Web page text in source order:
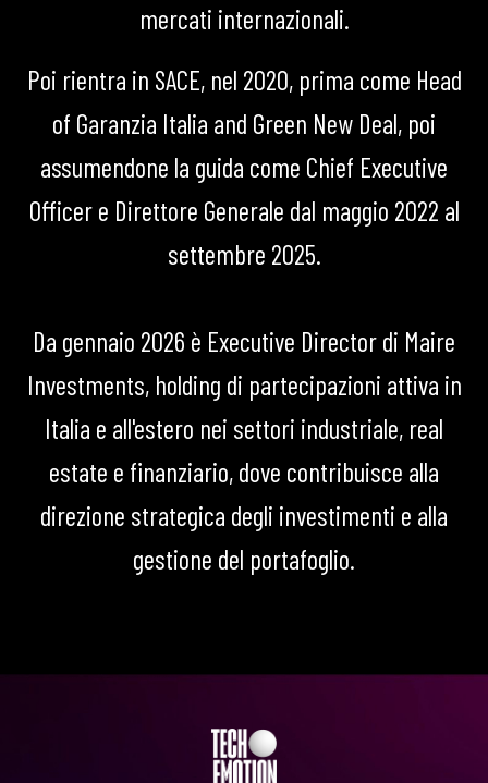
mercati internazionali.
Poi rientra in SACE, nel 2020, prima come Head
of Garanzia Italia and Green New Deal, poi
assumendone la guida come Chief Executive
Officer e Direttore Generale dal maggio 2022 al
settembre 2025.
Da gennaio 2026 è Executive Director di Maire
Investments, holding di partecipazioni attiva in
Italia e all'estero nei settori industriale, real
estate e finanziario, dove contribuisce alla
direzione strategica degli investimenti e alla
gestione del portafoglio.